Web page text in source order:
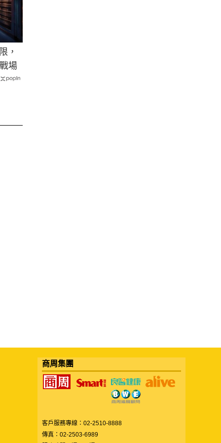
，
場
商周集團
客戶服務專線：02-2510-8888
傳真：02-2503-6989